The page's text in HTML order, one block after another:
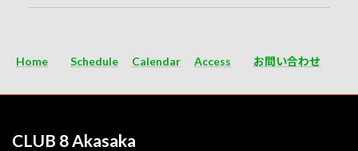
Home Schedule Calendar Access お問い合わせ
CLUB 8 Akasaka